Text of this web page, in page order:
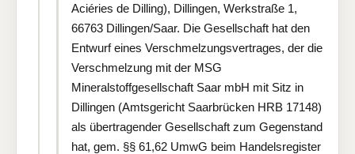
Aciéries de Dilling), Dillingen, Werkstraße 1,
66763 Dillingen/Saar. Die Gesellschaft hat den
Entwurf eines Verschmelzungsvertrages, der die
Verschmelzung mit der MSG
Mineralstoffgesellschaft Saar mbH mit Sitz in
Dillingen (Amtsgericht Saarbrücken HRB 17148)
als übertragender Gesellschaft zum Gegenstand
hat, gem. §§ 61,62 UmwG beim Handelsregister